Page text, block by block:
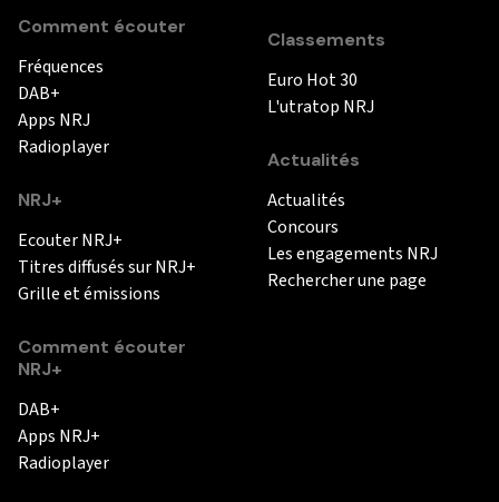
Comment écouter
Fréquences
DAB+
Apps NRJ
Radioplayer
NRJ+
Ecouter NRJ+
Titres diffusés sur NRJ+
Grille et émissions
Comment écouter
NRJ+
DAB+
Apps NRJ+
Radioplayer
Classements
Euro Hot 30
L'utratop NRJ
Actualités
Actualités
Concours
Les engagements NRJ
Rechercher une page